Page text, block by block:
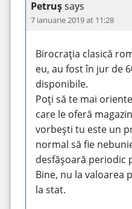
Petrușsays
7 ianuarie 2019 at 11:28
Birocrația clasică
eu, au fost în jur de
disponibile.
Poți să te mai
care le oferă
vorbești tu este un
normal să fie
desfășoară periodic
Bine, nu la valoarea
la stat.